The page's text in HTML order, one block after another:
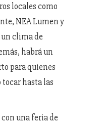
locales como
NEA Lumen y
clima de
habrá un
para quienes
tocar hasta las
una feria de